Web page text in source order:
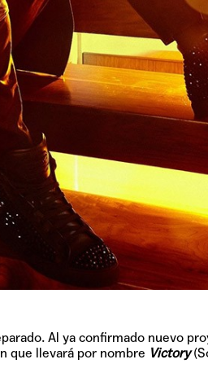
Al ya confirmado nuevo
que llevará por nombre Victory